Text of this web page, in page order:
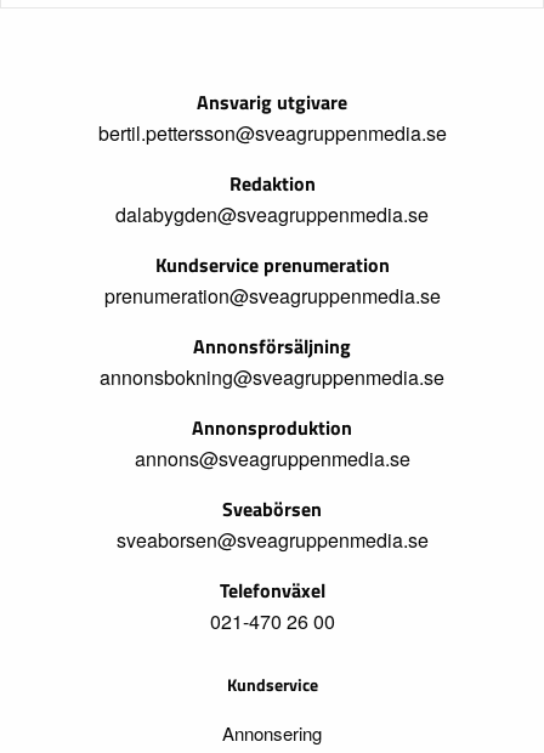
Ansvarig utgivare
bertil.pettersson@sveagruppenmedia.se
Redaktion
dalabygden@sveagruppenmedia.se
Kundservice prenumeration
prenumeration@sveagruppenmedia.se
Annonsförsäljning
annonsbokning@sveagruppenmedia.se
Annonsproduktion
annons@sveagruppenmedia.se
Sveabörsen
sveaborsen@sveagruppenmedia.se
Telefonväxel
021-470 26 00
Kundservice
Annonsering